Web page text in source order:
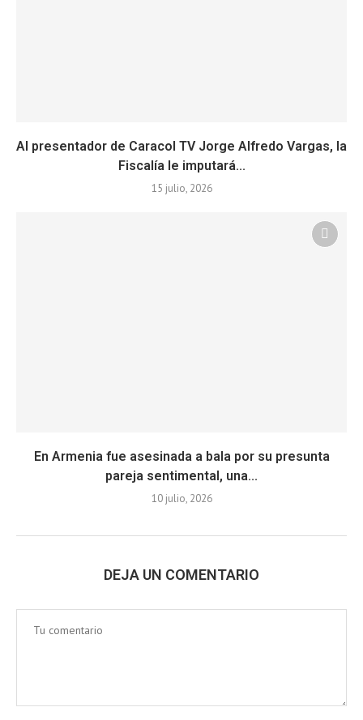
Al presentador de Caracol TV Jorge Alfredo Vargas, la
Fiscalía le imputará...
15 julio, 2026
En Armenia fue asesinada a bala por su presunta
pareja sentimental, una...
10 julio, 2026
DEJA UN COMENTARIO